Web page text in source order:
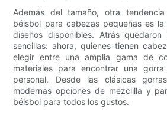
Además del tamaño, otra
béisbol para cabezas pequeñas es
diseños disponibles. Atrás
sencillas: ahora, quienes tienen
elegir entre una amplia gama de
materiales para encontrar una
personal. Desde las clásicas
modernas opciones de mezclilla y
béisbol para todos los gustos.